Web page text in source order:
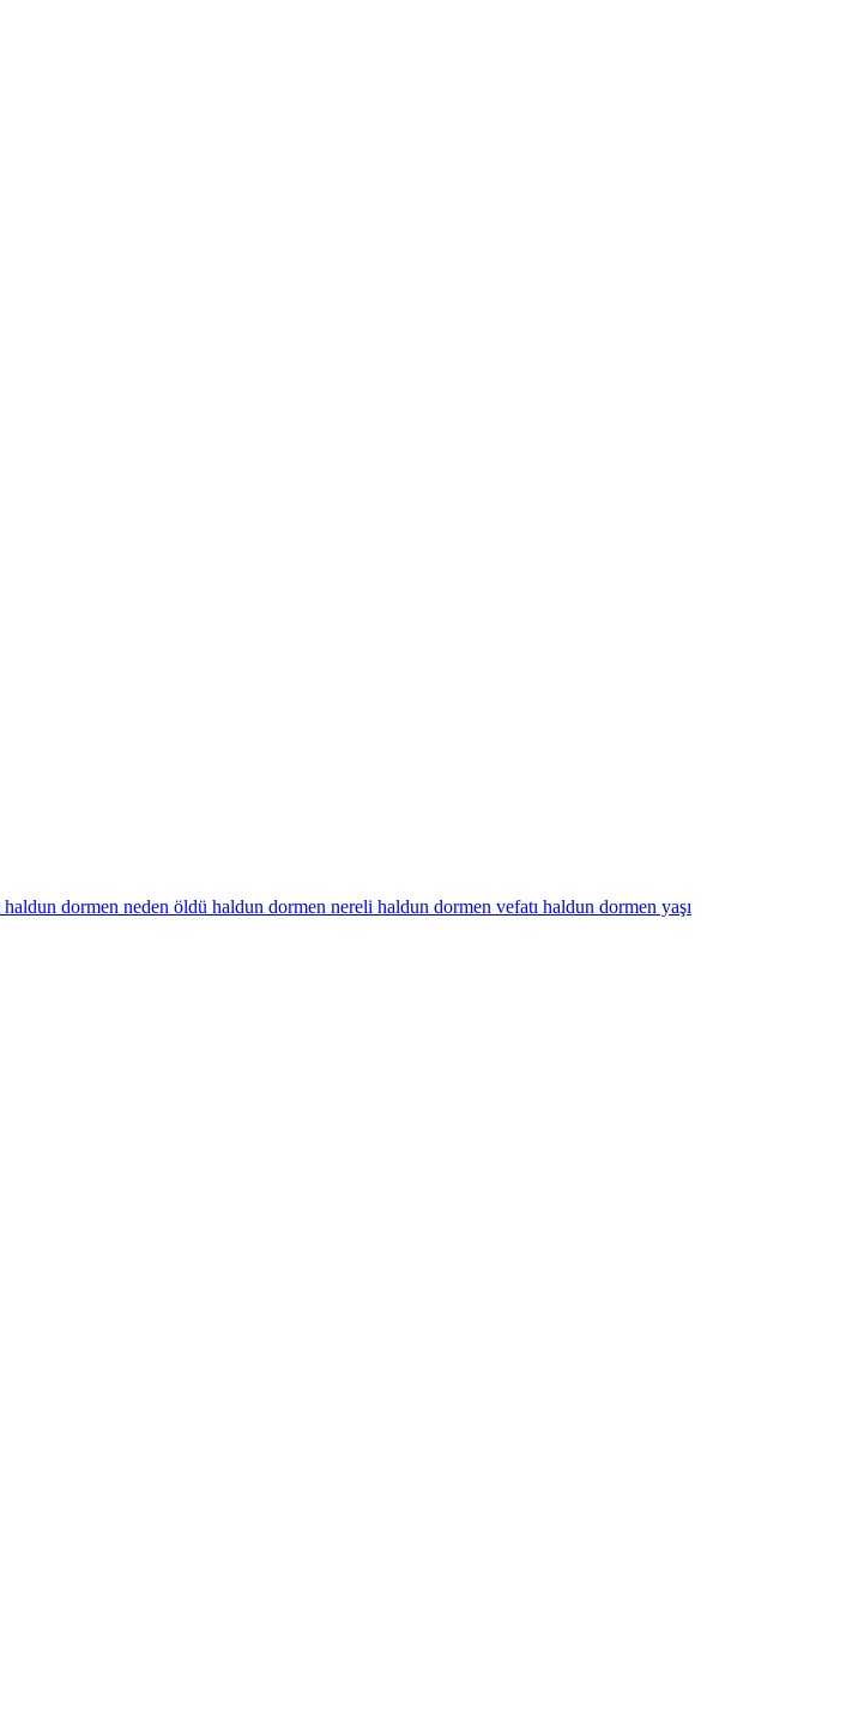
haldun dormen neden öldü haldun dormen nereli haldun dormen vefatı haldun dormen yaşı